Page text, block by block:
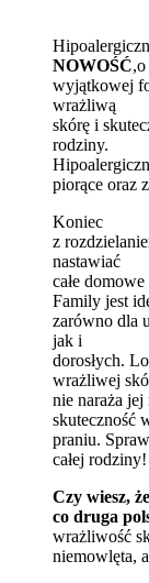
NOWOŚĆ,o
wyjątkowej
wrażliwą
skórę i
rodziny.
piorące oraz
Koniec
z
nastawiać
całe
Family jest
zarówno dla
jak i
dorosłych.
wrażliwej
nie naraża jej
skuteczność
praniu.
całej rodziny!
Czy wiesz,
co druga
wrażliwość
niemowlęta,